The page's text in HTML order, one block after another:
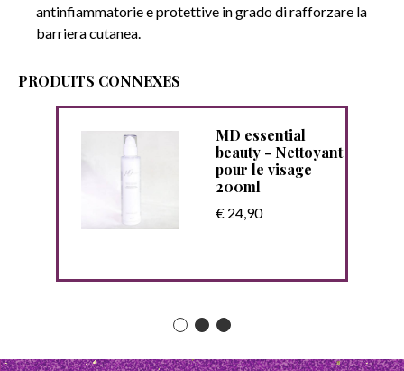
antinfiammatorie e protettive in grado di rafforzare la
barriera cutanea.
PRODUITS CONNEXES
MD essential
beauty - Nettoyant
pour le visage
200ml
€ 24,90